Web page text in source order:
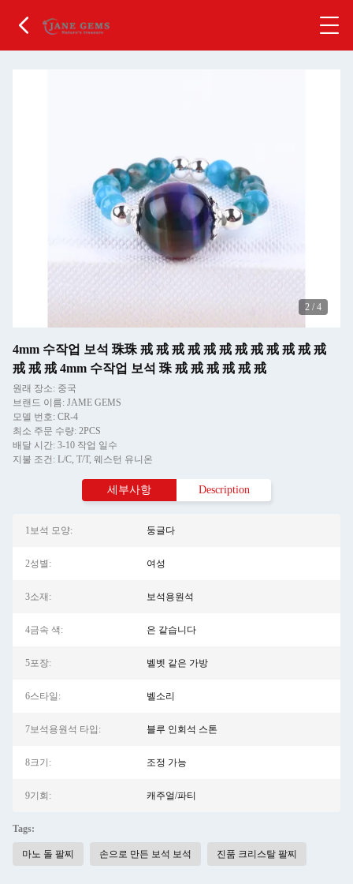
2 / 4
4mm 수작업 보석 珠珠 戒 戒 戒 戒 戒 戒 戒 戒 戒 戒 戒 戒
戒 戒 戒 4mm 수작업 보석 珠 戒 戒 戒 戒 戒 戒
원래 장소: 중국
브랜드 이름: JAME GEMS
모델 번호: CR-4
최소 주문 수량: 2PCS
배달 시간: 3-10 작업 일수
지불 조건: L/C, T/T, 웨스턴 유니온
세부사항 Description
1보석 모양: 둥글다
2성별: 여성
3소재: 보석용원석
4금속 색: 은 같습니다
5포장: 벨벳 같은 가방
6스타일: 벨소리
7보석용원석 타입: 블루 인회석 스톤
8크기: 조정 가능
9기회: 캐주얼/파티
Tags:
마노 돌 팔찌 손으로 만든 보석 보석 진품 크리스탈 팔찌